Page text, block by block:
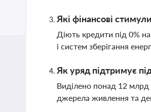
Які фінансові
Діють кредити під 0%
і систем зберігання
Як уряд підтримує
Виділено понад 12 млрд
джерела живлення та